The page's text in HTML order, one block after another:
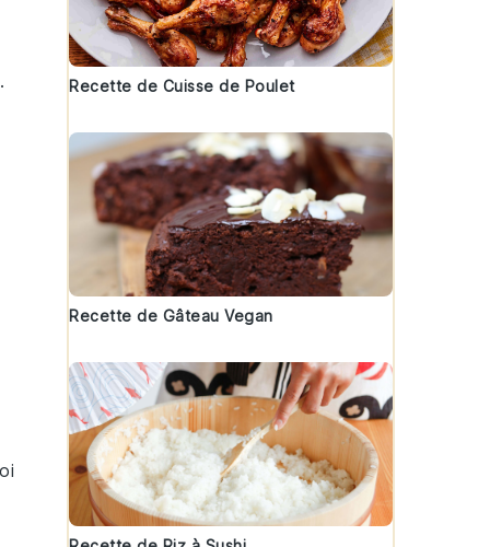
Recette de Cuisse de Poulet
Recette de Gâteau Vegan